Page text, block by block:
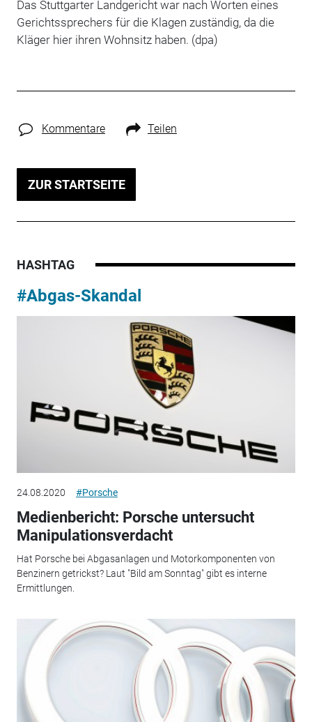
Das Stuttgarter Landgericht war nach Worten eines
Gerichtssprechers für die Klagen zuständig, da die
Kläger hier ihren Wohnsitz haben. (dpa)
Kommentare Teilen
ZUR STARTSEITE
HASHTAG
#Abgas-Skandal
24.08.2020 #Porsche
Medienbericht: Porsche untersucht
Manipulationsverdacht
Hat Porsche bei Abgasanlagen und Motorkomponenten von
Benzinern getrickst? Laut "Bild am Sonntag" gibt es interne
Ermittlungen.